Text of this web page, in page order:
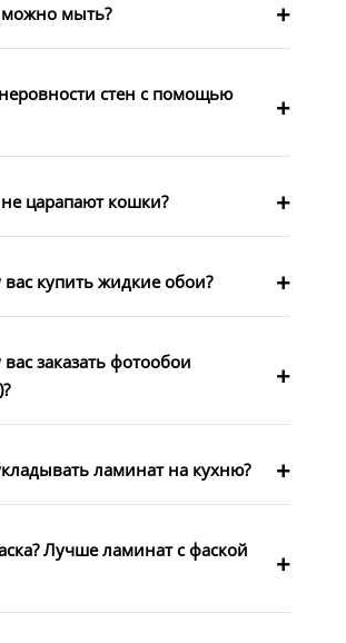
мыть?
стен с помощью
царапают кошки?
купить жидкие обои?
заказать фотообои
ламинат на кухню?
Лучше ламинат с фаской